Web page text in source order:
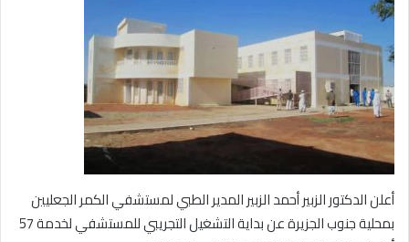
أعلن الدكتور الزبير أحمد الزبير المدير الطبي لمستشفي الكمر الجعليين
بمحلية جنوب الجزيرة عن بداية التشغيل التجريبي للمستشفي لخدمة 57